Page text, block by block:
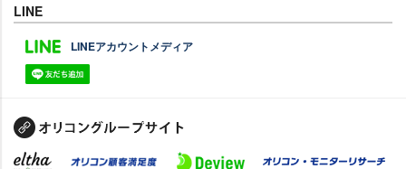
LINE
LINEアカウントメディア